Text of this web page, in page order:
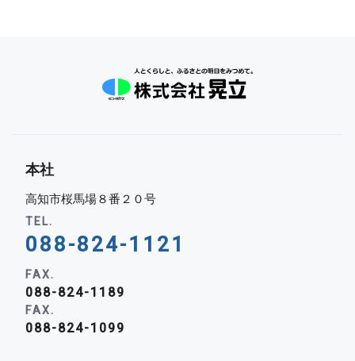
本社
高知市桜馬場８番２０号
TEL.
088-824-1121
FAX.
088-824-1189
FAX.
088-824-1099